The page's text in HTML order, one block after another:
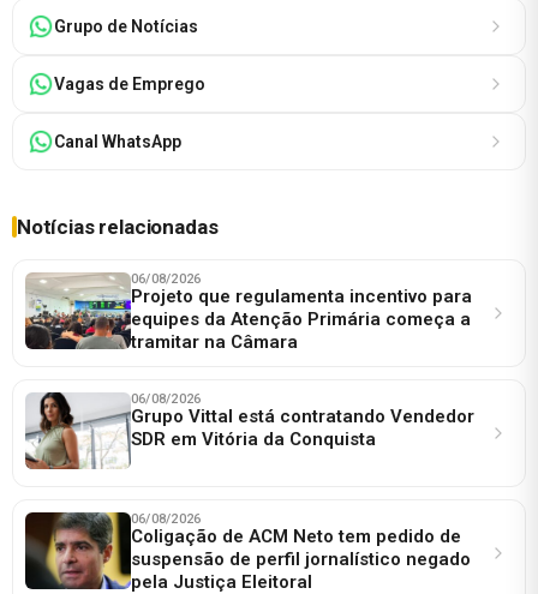
Grupo de Notícias
Vagas de Emprego
Canal WhatsApp
Notícias relacionadas
06/08/2026
Projeto que regulamenta incentivo para
equipes da Atenção Primária começa a
tramitar na Câmara
06/08/2026
Grupo Vittal está contratando Vendedor
SDR em Vitória da Conquista
06/08/2026
Coligação de ACM Neto tem pedido de
suspensão de perfil jornalístico negado
pela Justiça Eleitoral